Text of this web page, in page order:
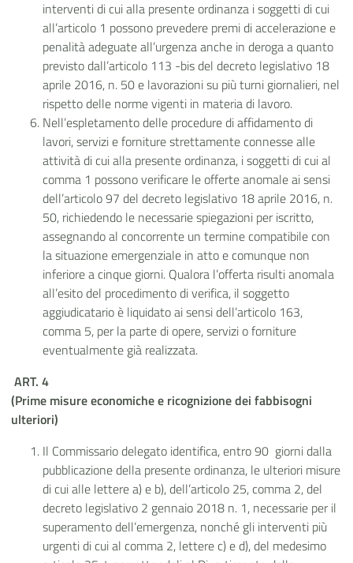
interventi di cui alla presente ordinanza i soggetti di cui
all’articolo 1 possono prevedere premi di accelerazione e
penalità adeguate all’urgenza anche in deroga a quanto
previsto dall’articolo 113 -bis del decreto legislativo 18
aprile 2016, n. 50 e lavorazioni su più turni giornalieri, nel
rispetto delle norme vigenti in materia di lavoro.
Nell’espletamento delle procedure di affidamento di
lavori, servizi e forniture strettamente connesse alle
attività di cui alla presente ordinanza, i soggetti di cui al
comma 1 possono verificare le offerte anomale ai sensi
dell’articolo 97 del decreto legislativo 18 aprile 2016, n.
50, richiedendo le necessarie spiegazioni per iscritto,
assegnando al concorrente un termine compatibile con
la situazione emergenziale in atto e comunque non
inferiore a cinque giorni. Qualora l’offerta risulti anomala
all’esito del procedimento di verifica, il soggetto
aggiudicatario è liquidato ai sensi dell’articolo 163,
comma 5, per la parte di opere, servizi o forniture
eventualmente già realizzata.
ART. 4
(Prime misure economiche e ricognizione dei fabbisogni
ulteriori)
Il Commissario delegato identifica, entro 90 giorni dalla
pubblicazione della presente ordinanza, le ulteriori misure
di cui alle lettere a) e b), dell’articolo 25, comma 2, del
decreto legislativo 2 gennaio 2018 n. 1, necessarie per il
superamento dell’emergenza, nonché gli interventi più
urgenti di cui al comma 2, lettere c) e d), del medesimo